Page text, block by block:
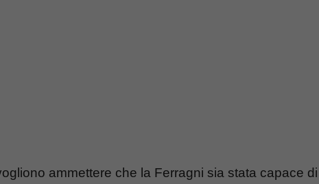
ammettere che la Ferragni sia stata capace di